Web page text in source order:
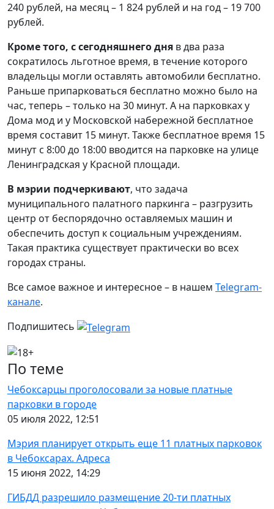
240 рублей, на месяц – 1 824 рублей и на год – 19 700
рублей.
Кроме того, с сегодняшнего дня в два раза
сократилось льготное время, в течение которого
владельцы могли оставлять автомобили бесплатно.
Раньше припарковаться бесплатно можно было на
час, теперь – только на 30 минут. А на парковках у
Дома мод и у Московской набережной бесплатное
время составит 15 минут. Также бесплатное время 15
минут с 8:00 до 18:00 вводится на парковке на улице
Ленинградская у Красной площади.
В мэрии подчеркивают, что задача
муниципального палатного паркинга – разгрузить
центр от беспорядочно оставляемых машин и
обеспечить доступ к социальным учреждениям.
Такая практика существует практически во всех
городах страны.
Все самое важное и интересное – в нашем Telegram-
канале.
Подпишитесь
По теме
Чебоксарцы проголосовали за новые платные
парковки в городе
05 июля 2022, 12:51
Мэрия планирует открыть еще 11 платных парковок
в Чебоксарах. Адреса
15 июня 2022, 14:29
ГИБДД разрешило размещение 20-ти платных